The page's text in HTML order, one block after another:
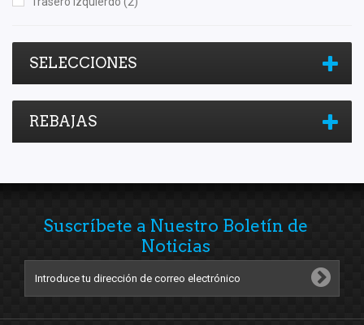
SELECCIONES
REBAJAS
Suscríbete a Nuestro Boletín de
Noticias